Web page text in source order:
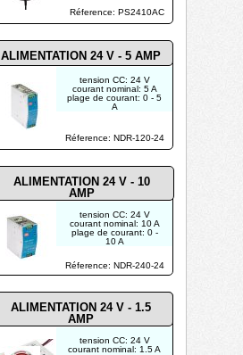
ALIMENTATION 24 V - 1.5
AMP
tension CC: 24 V
courant nominal: 1.5 A
Réference: PS2410AC
ALIMENTATION 24 V - 5 AMP
ALIMENTATION 24 V - 10
AMP
tension CC: 24 V
courant nominal: 5 A
plage de courant: 0 - 5
A
POUR USAGE
INDUSTRIEL
tension CC: 24 V
courant nominal: 10 A
plage de courant: 0 -
10 A
POUR USAGE
Réference: NDR-120-24
Réference: NDR-240-24